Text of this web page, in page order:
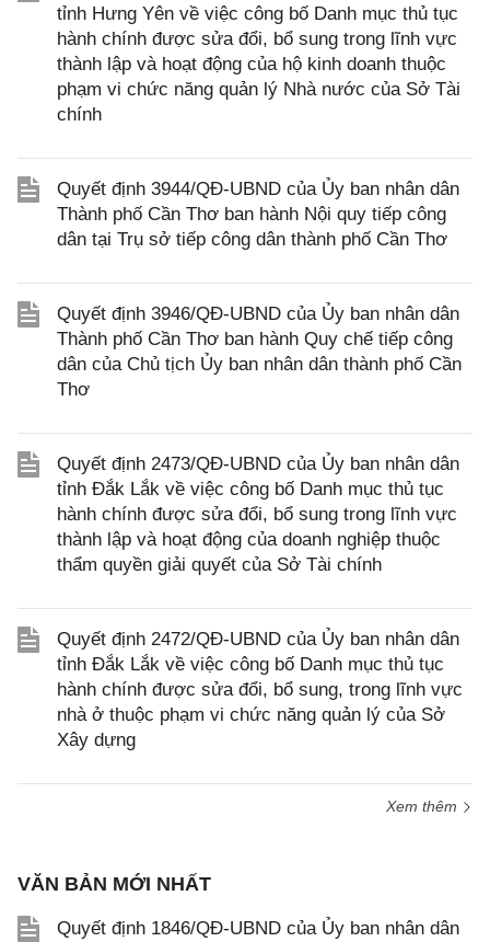
tỉnh Hưng Yên về việc công bố Danh mục thủ tục
hành chính được sửa đổi, bổ sung trong lĩnh vực
thành lập và hoạt động của hộ kinh doanh thuộc
phạm vi chức năng quản lý Nhà nước của Sở Tài
chính
Quyết định 3944/QĐ-UBND của Ủy ban nhân dân
Thành phố Cần Thơ ban hành Nội quy tiếp công
dân tại Trụ sở tiếp công dân thành phố Cần Thơ
Quyết định 3946/QĐ-UBND của Ủy ban nhân dân
Thành phố Cần Thơ ban hành Quy chế tiếp công
dân của Chủ tịch Ủy ban nhân dân thành phố Cần
Thơ
Quyết định 2473/QĐ-UBND của Ủy ban nhân dân
tỉnh Đắk Lắk về việc công bố Danh mục thủ tục
hành chính được sửa đổi, bổ sung trong lĩnh vực
thành lập và hoạt động của doanh nghiệp thuộc
thẩm quyền giải quyết của Sở Tài chính
Quyết định 2472/QĐ-UBND của Ủy ban nhân dân
tỉnh Đắk Lắk về việc công bố Danh mục thủ tục
hành chính được sửa đổi, bổ sung, trong lĩnh vực
nhà ở thuộc phạm vi chức năng quản lý của Sở
Xây dựng
Xem thêm
VĂN BẢN MỚI NHẤT
Quyết định 1846/QĐ-UBND của Ủy ban nhân dân